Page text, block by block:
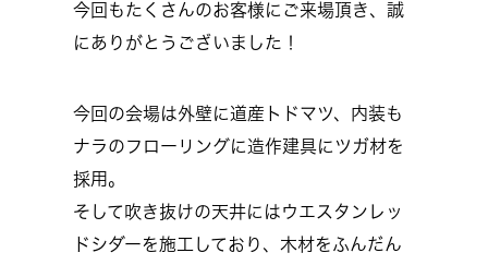
今回もたくさんのお客様にご来場頂き、誠
にありがとうございました！
今回の会場は外壁に道産トドマツ、内装も
ナラのフローリングに造作建具にツガ材を
採用。
そして吹き抜けの天井にはウエスタンレッ
ドシダーを施工しており、木材をふんだん